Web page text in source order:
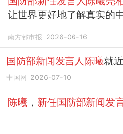
让世界更好地了解真实的
南方都市报 2026-06-16
国防部新闻发言人陈曦就
中国网 2026-07-10
陈曦 ， 新任国防部新闻发